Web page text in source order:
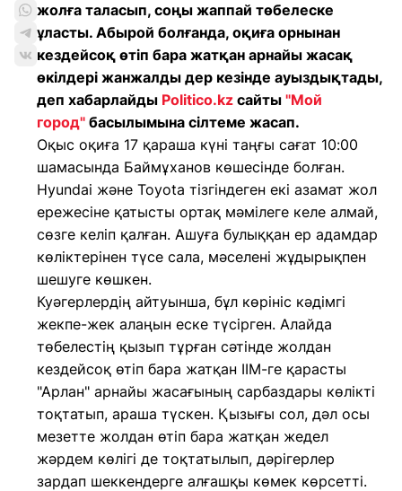
жолға таласып, соңы жаппай төбелеске
ұласты. Абырой болғанда, оқиға орнынан
кездейсоқ өтіп бара жатқан арнайы жасақ
өкілдері жанжалды дер кезінде ауыздықтады,
деп хабарлайды Politico.kz сайты "Мой
город" басылымына сілтеме жасап.
Оқыс оқиға 17 қараша күні таңғы сағат 10:00
шамасында Баймұханов көшесінде болған.
Hyundai және Toyota тізгіндеген екі азамат жол
ережесіне қатысты ортақ мәмілеге келе алмай,
сөзге келіп қалған. Ашуға булыққан ер адамдар
көліктерінен түсе сала, мәселені жұдырықпен
шешуге көшкен.
Куәгерлердің айтуынша, бұл көрініс кәдімгі
жекпе-жек алаңын еске түсірген. Алайда
төбелестің қызып тұрған сәтінде жолдан
кездейсоқ өтіп бара жатқан ІІМ-ге қарасты
"Арлан" арнайы жасағының сарбаздары көлікті
тоқтатып, араша түскен. Қызығы сол, дәл осы
мезетте жолдан өтіп бара жатқан жедел
жәрдем көлігі де тоқтатылып, дәрігерлер
зардап шеккендерге алғашқы көмек көрсетті.